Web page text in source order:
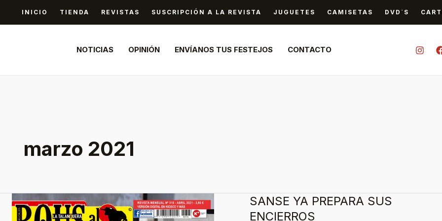
INICIO TIENDA REVISTAS SUSCRIPCIÓN A LA REVISTA JUGUETES CAMISETAS DVD´S
NOTICIAS OPINIÓN ENVÍANOS TUS FESTEJOS CONTACTO
marzo 2021
¡YA
DISPONIBLE
SANSE YA PREPARA SUS
ENCIERROS
SANSE
YA